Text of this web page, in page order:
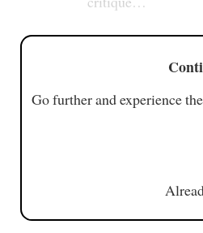
Go further and experience